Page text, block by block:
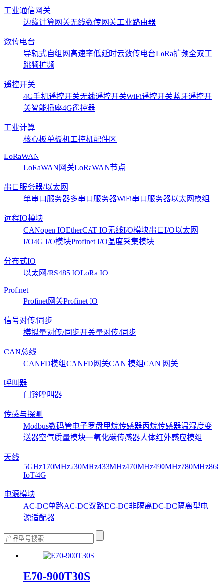
工业通信网关
边缘计算网关无线数传网关工业路由器
数传电台
导轨式自组网 高速率低延时云数传电台LoRa扩频全双工
跳频扩频
遥控开关
4G手机遥控开关无线遥控开关WiFi遥控开关蓝牙遥控开
关智能插座4G遥控器
工业计算
核心板单板机工控机配件区
LoRaWAN
LoRaWAN网关LoRaWAN节点
串口服务器/以太网
单串口服务器多串口服务器WiFi串口服务器以太网模组
远程IO模块
CANopen IOEtherCAT IO无线I/O模块串口I/O以太网
I/O4G I/O模块Profinet I/O温度采集模块
分布式IO
以太网/RS485 IOLoRa IO
Profinet
Profinet网关Profinet IO
信号对传/同步
模拟量对传/同步开关量对传/同步
CAN总线
CANFD模组CANFD网关CAN 模组CAN 网关
呼叫器
门铃呼叫器
传感与探测
Modbus数码管电子罗盘甲烷传感器丙烷传感器温湿度变
送器空气质量模块一氧化碳传感器人体红外感应模组
天线
5GHz170MHz230MHz433MHz470MHz490MHz780MHz
IoT/4G
电源模块
AC-DC单路AC-DC双路DC-DC非隔离DC-DC隔离型电
源适配器
E70-900T30S